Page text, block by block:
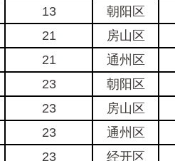
13 朝阳区
21 房山区
21 通州区
23 朝阳区
23 房山区
23 通州区
23 经开区